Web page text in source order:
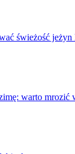
świeżość
warto mrozić